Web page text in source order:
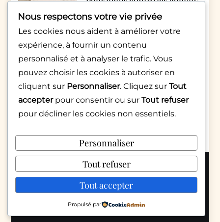
cet automne
par Rédac Monde Pratique
4 avril 2026
Appels qui raccrochent
aussitôt : décryptage d’une
pratique numérique
inquiétante
par Sarah Martinez
Copyright 2026 © Mondepratique.fr |
Politique de confidentialité
Nous contacter
Mentions légales
Conditions d’utilisation
Nous respectons votre vie privée
Les cookies nous aident à améliorer votre
expérience, à fournir un contenu
personnalisé et à analyser le trafic. Vous
pouvez choisir les cookies à autoriser en
cliquant sur Personnaliser. Cliquez sur Tout
accepterpour consentir ou sur Tout refuser
pour décliner les cookies non essentiels.
Personnaliser
Tout refuser
Tout accepter
Propulsé par